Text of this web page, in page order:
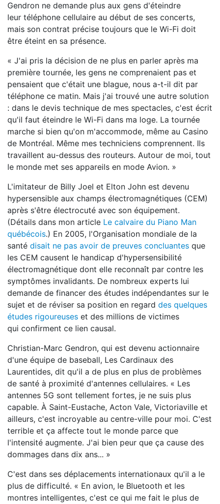
Gendron ne demande plus aux gens d'éteindre
leur téléphone cellulaire au début de ses concerts,
mais son contrat précise toujours que le Wi-Fi doit
être éteint en sa présence.
« J'ai pris la décision de ne plus en parler après ma
première tournée, les gens ne comprenaient pas et
pensaient que c'était une blague, nous a-t-il dit par
téléphone ce matin. Mais j'ai trouvé une autre solution
: dans le devis technique de mes spectacles, c'est écrit
qu'il faut éteindre le Wi-Fi dans ma loge. La tournée
marche si bien qu'on m'accommode, même au Casino
de Montréal. Même mes techniciens comprennent. Ils
travaillent au-dessus des routeurs. Autour de moi, tout
le monde met ses appareils en mode Avion. »
L'imitateur de Billy Joel et Elton John est devenu
hypersensible aux champs électromagnétiques (CEM)
après s'être électrocuté avec son équipement.
(Détails dans mon article Le calvaire du Piano Man
québécois.) En 2005, l'Organisation mondiale de la
santé disait ne pas avoir de preuves concluantes que
les CEM causent le handicap d'hypersensibilité
électromagnétique dont elle reconnaît par contre les
symptômes invalidants. De nombreux experts lui
demande de financer des études indépendantes sur le
sujet et de réviser sa position en regard des quelques
études rigoureuses et des millions de victimes
qui confirment ce lien causal.
Christian-Marc Gendron, qui est devenu actionnaire
d'une équipe de baseball, Les Cardinaux des
Laurentides, dit qu'il a de plus en plus de problèmes
de santé à proximité d'antennes cellulaires. « Les
antennes 5G sont tellement fortes, je ne suis plus
capable. À Saint-Eustache, Acton Vale, Victoriaville et
ailleurs, c'est incroyable au centre-ville pour moi. C'est
terrible et ça affecte tout le monde parce que
l'intensité augmente. J'ai bien peur que ça cause des
dommages dans dix ans... »
C'est dans ses déplacements internationaux qu'il a le
plus de difficulté. « En avion, le Bluetooth et les
montres intelligentes, c'est ce qui me fait le plus de